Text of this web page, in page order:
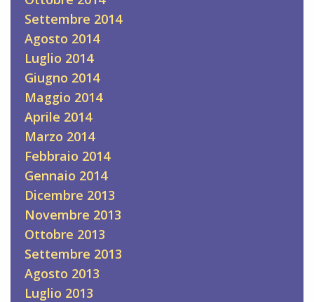
Settembre 2014
Agosto 2014
Luglio 2014
Giugno 2014
Maggio 2014
Aprile 2014
Marzo 2014
Febbraio 2014
Gennaio 2014
Dicembre 2013
Novembre 2013
Ottobre 2013
Settembre 2013
Agosto 2013
Luglio 2013